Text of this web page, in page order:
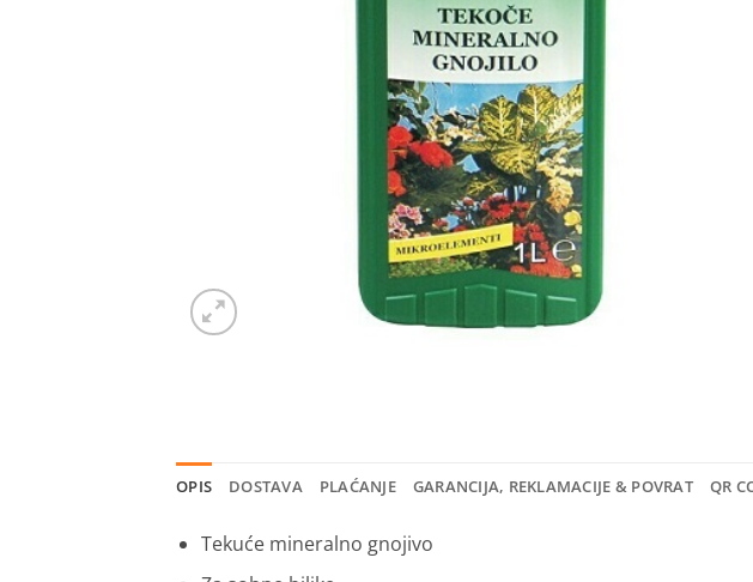
OPIS DOSTAVA PLAĆANJE GARANCIJA, REKLAMACIJE & POVRAT QR
Tekuće mineralno gnojivo